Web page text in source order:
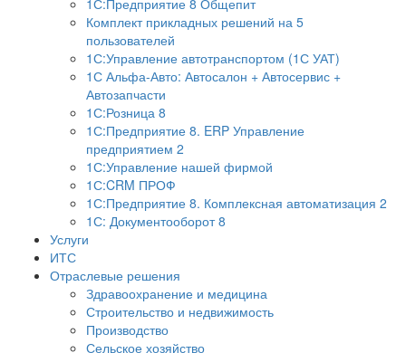
1С:Предприятие 8 Общепит
Комплект прикладных решений на 5
пользователей
1С:Управление автотранспортом (1С УАТ)
1С Альфа-Авто: Автосалон + Автосервис +
Автозапчасти
1С:Розница 8
1С:Предприятие 8. ERP Управление
предприятием 2
1С:Управление нашей фирмой
1С:CRM ПРОФ
1С:Предприятие 8. Комплексная автоматизация 2
1С: Документооборот 8
Услуги
ИТС
Отраслевые решения
Здравоохранение и медицина
Строительство и недвижимость
Производство
Сельское хозяйство